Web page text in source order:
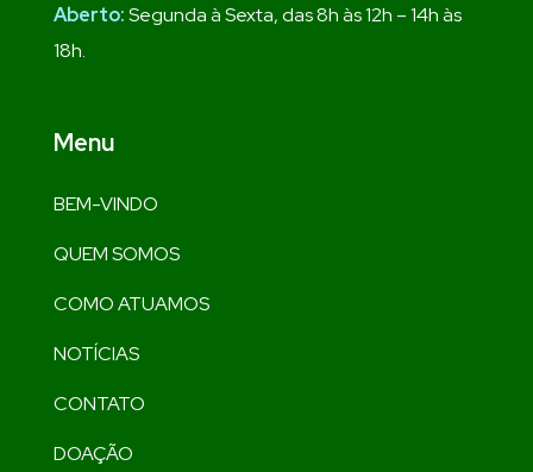
Aberto:Segunda à Sexta, das 8h às 12h – 14h às
18h.
Menu
BEM-VINDO
QUEM SOMOS
COMO ATUAMOS
NOTÍCIAS
CONTATO
DOAÇÃO